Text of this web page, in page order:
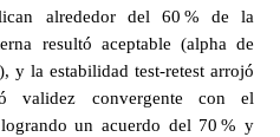
alrededor del 60 % de la
resultó aceptable (alpha de
y la estabilidad test‑retest arrojó
validez convergente con el
logrando un acuerdo del 70 % y